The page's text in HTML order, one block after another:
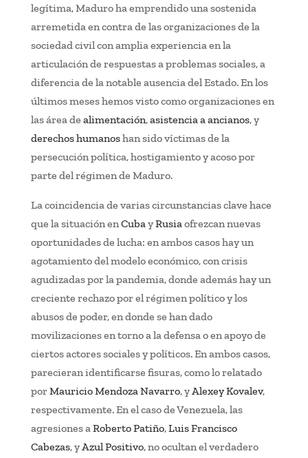
legítima, Maduro ha emprendido una sostenida
arremetida en contra de las organizaciones de la
sociedad civil con amplia experiencia en la
articulación de respuestas a problemas sociales, a
diferencia de la notable ausencia del Estado. En los
últimos meses hemos visto como organizaciones en
las área de alimentación,asistencia a ancianos, y
derechos humanoshan sido víctimas de la
persecución política, hostigamiento y acoso por
parte del régimen de Maduro.
La coincidencia de varias circunstancias clave hace
que la situación enCubayRusiaofrezcan nuevas
oportunidades de lucha: en ambos casos hay un
agotamiento del modelo económico, con crisis
agudizadas por la pandemia, donde además hay un
creciente rechazo por el régimen político y los
abusos de poder, en donde se han dado
movilizaciones en torno a la defensa o en apoyo de
ciertos actores sociales y políticos. En ambos casos,
parecieran identificarse fisuras, como lo relatado
por Mauricio Mendoza Navarro, yAlexey Kovalev,
respectivamente. En el caso de Venezuela, las
agresiones aRoberto Patiño,Luis Francisco
Cabezas, yAzul Positivo, no ocultan el verdadero